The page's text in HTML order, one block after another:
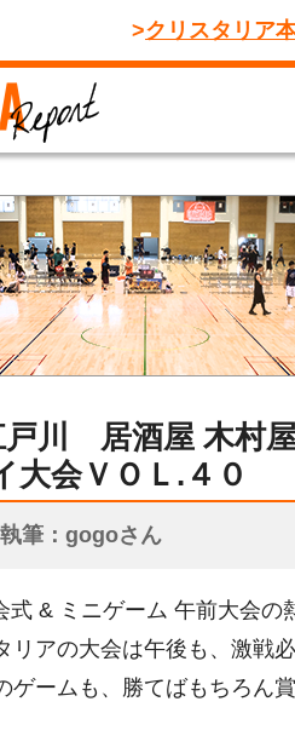
クリスタリア
戸川 居酒屋 木村
大会ＶＯＬ.４０
執筆 gogoさん
式 & ミニゲーム 午前大会の
リアの大会は午後も、激戦
ゲームも、勝てばもちろん